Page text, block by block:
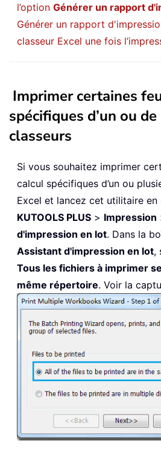
l’option Générer un rapport
Générer un rapport
classeur Excel une fois
Imprimer certaines
spécifiques d’un ou
classeurs
Si vous souhaitez imprimer
calcul spécifiques d’un ou
Excel et lancez cet utilitaire en
KUTOOLS PLUS > Impression
d'impression en lot. Dans la
Assistant d'impression en lot,
Tous les fichiers à imprimer
même répertoire. Voir la